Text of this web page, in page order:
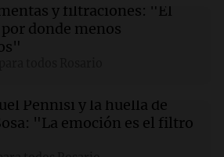
suministro de gas natural a
de 2028, según su ministro
cancelados en Shanghái
del tifón Dolphin
y filtraciones: "El
donde menos
Pennisi y la huella de
"La emoción es el filtro